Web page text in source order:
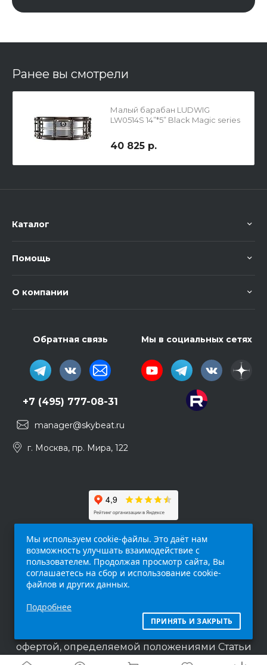
Ранее вы смотрели
Малый барабан LUDWIG
LW0514S 14”*5” Black Magic series
40 825 р.
Каталог
Помощь
О компании
Обратная связь
+7 (495) 777-08-31
manager@skybeat.ru
г. Москва, пр. Мира, 122
Мы в социальных сетях
интернет-сайт (
исключительно информационный характер и
ни при каких условиях не является публичной
офертой, определяемой положениями Статьи
437 п.2 Гражданского кодекса Российской
Мы используем cookie-файлы. Это даёт нам
возможность улучшать взаимодействие с
пользователем. Продолжая просмотр сайта, Вы
соглашаетесь на сбор и использование cookie-
файлов и других данных.
Подробнее
ПРИНЯТЬ И ЗАКРЫТЬ